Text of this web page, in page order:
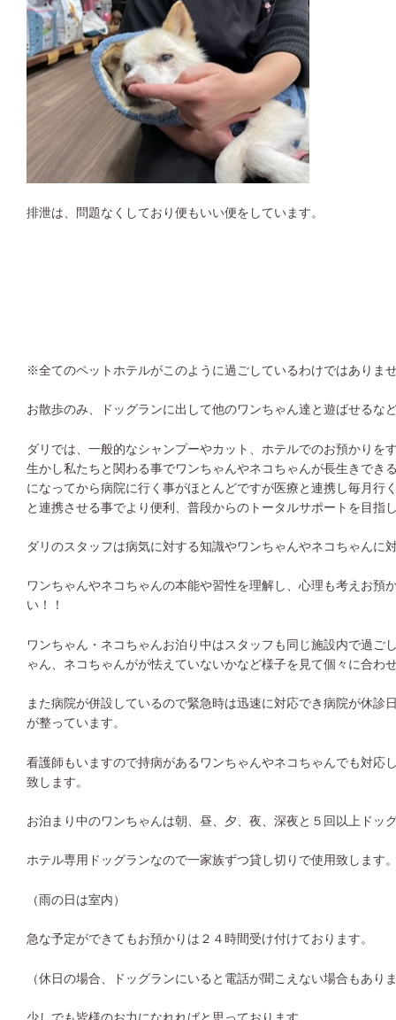
排泄は、問題なくしており便もいい便をしています。
※全てのペットホテルがこのように過ごしているわけではありま
お散歩のみ、ドッグランに出して他のワンちゃん達と遊ばせるな
ダリでは、一般的なシャンプーやカット、ホテルでのお預かりを
生かし私たちと関わる事でワンちゃんやネコちゃんが長生きで
になってから病院に行く事がほとんどですが医療と連携し毎月行
と連携させる事でより便利、普段からのトータルサポートを目指
ダリのスタッフは病気に対する知識やワンちゃんやネコちゃんに
ワンちゃんやネコちゃんの本能や習性を理解し、心理も考えお預
い！！
ワンちゃん・ネコちゃんお泊り中はスタッフも同じ施設内で過ご
ゃん、ネコちゃんがが怯えていないかなど様子を見て個々に合わ
また病院が併設しているので緊急時は迅速に対応でき病院が休診
が整っています。
看護師もいますので持病があるワンちゃんやネコちゃんでも対応
致します。
お泊まり中のワンちゃんは朝、昼、夕、夜、深夜と５回以上ドッ
ホテル専用ドッグランなので一家族ずつ貸し切りで使用致します
（雨の日は室内）
急な予定ができてもお預かりは２４時間受け付けております。
（休日の場合、ドッグランにいると電話が聞こえない場合もあり